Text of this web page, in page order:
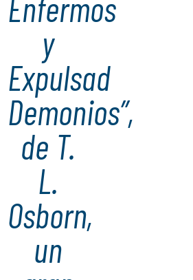
Enfermos
y
Expulsad
Demonios”,
de T.
L.
Osborn,
un